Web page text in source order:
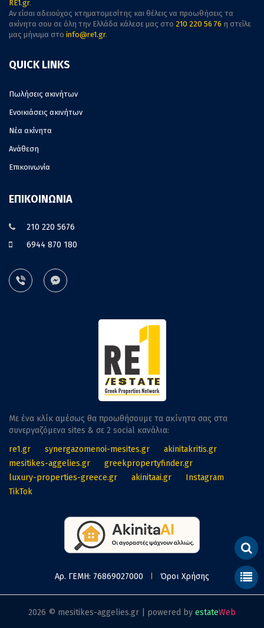
RE1.gr.
Αν είσαι αδειούχος κτηματομεσίτης και θέλεις να προωθήσεις τα
ακίνητα σου σε όλη την Ελλάδα κάλεσε μας στο 210 220 56 76 η στείλε
μας μήνυμα στο info@re1.gr.
QUICK LINKS
Πωλήσεις ακινήτων
Ενοικιάσεις ακινήτων
Νέα ακίνητα
Ανάθεση
Επικοινωνία
ΕΠΙΚΟΙΝΩΝΙΑ
210 220 5676
6944 870 180
Με ένα κλίκ αμέσως θα προωθήσουμε τα ακίνητα σας στα
συνεργαζόμενα sites & σε 2 social κανάλια:
re1.gr
synergazomenoi-mesites.gr
akinitakritis.gr
mesitikes-aggelies.gr
greekpropertyfinder.gr
luxury-properties-greece.gr
akinitaai.gr
Instagram
TikTok
Αρ. ΓΕΜΗ: 76869027000 Όροι Χρήσης
2026 © mesitikes-aggelies.gr | powered by estateWeb